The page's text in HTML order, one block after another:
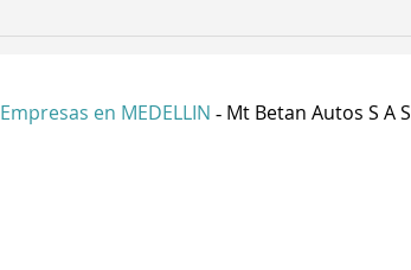
Empresas en MEDELLIN - Mt Betan Autos S A S